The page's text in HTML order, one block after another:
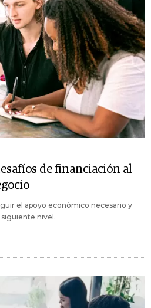
de financiación al
el apoyo económico necesario y
nivel.